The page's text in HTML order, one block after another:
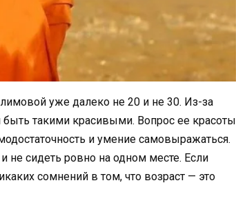
уже далеко не 20 и не 30. Из-за
быть такими красивыми. Вопрос ее красоты
и умение самовыражаться.
не сидеть ровно на одном месте. Если
сомнений в том, что возраст — это